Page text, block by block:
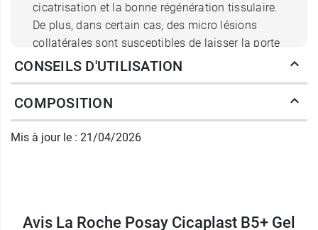
cicatrisation et la bonne régénération tissulaire.
De plus, dans certain cas, des micro lésions
collatérales sont susceptibles de laisser la porte
ouverte à des infections par les
cutanée. Legel lavant Cicaplast+ à base de
compagnon idéal au quotidien.
Le principal actif de ce soin, et qui lui donne son
CONSEILS D'UTILISATION
COMPOSITION
Mis à jour le : 21/04/2026
Avis La Roche Posay Cicaplast B5+ Gel